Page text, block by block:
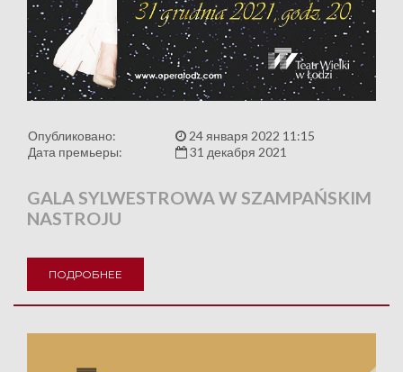
Опубликовано:
24 января 2022 11:15
Дата премьеры:
31 декабря 2021
GALA SYLWESTROWA W SZAMPAŃSKIM
NASTROJU
ПОДРОБНЕЕ